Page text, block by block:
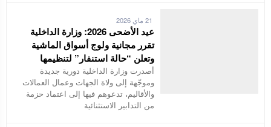
عيد الأضحى 2026: وزارة الداخلية
تقرر مجانية ولوج أسواق الماشية
وتعلن “حالة استنفار” لتنظيمها
أصدرت وزارة الداخلية دورية جديدة
وموجّهة إلى ولاة الجهات وعمال العمالات
والأقاليم، تدعوهم فيها إلى اعتماد حزمة
من التدابير الاستثنائية